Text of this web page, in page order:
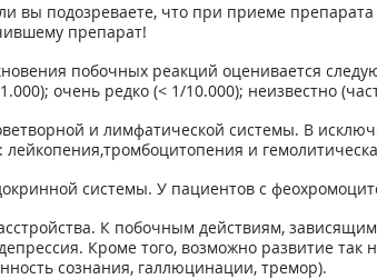
вы подозреваете, что при приеме препарата
препарат!
побочных реакций оценивается
очень редко (< 1/10.000); неизвестно
и лимфатической системы. В
лейкопения,тромбоцитопения и
системы. У пациентов с
К побочным действиям,
Кроме того, возможно развитие
сознания, галлюцинации, тремор).